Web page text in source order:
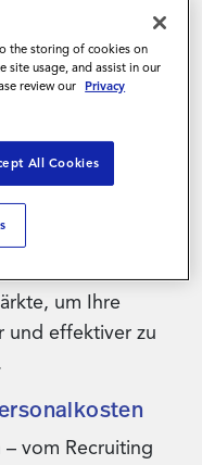
können HR- und
sowie
ihre
Personal und
optimieren.
um Ihre
und effektiver zu
vom Recruiting
the storing of cookies on
site usage, and assist in our
review our Privacy
All Cookies